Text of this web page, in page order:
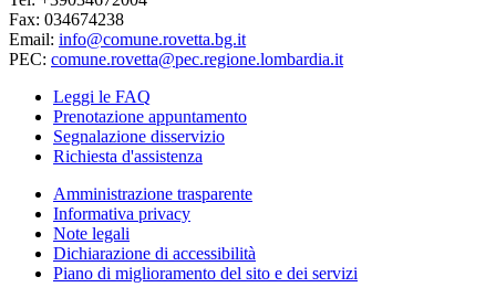
Fax: 034674238
Email: info@comune.rovetta.bg.it
PEC: comune.rovetta@pec.regione.lombardia.it
Leggi le FAQ
Prenotazione appuntamento
Segnalazione disservizio
Richiesta d'assistenza
Amministrazione trasparente
Informativa privacy
Note legali
Dichiarazione di accessibilità
Piano di miglioramento del sito e dei servizi